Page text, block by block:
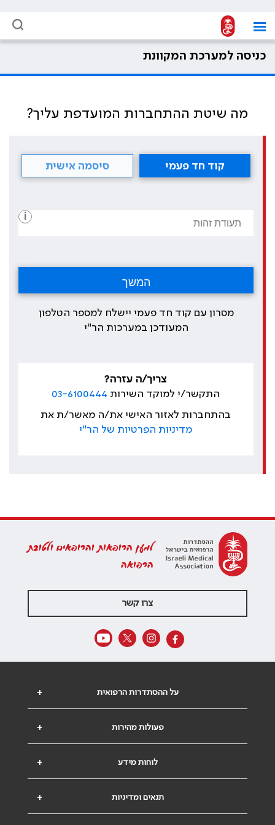
כניסה למערכת המקוונת
מה שיטת ההתחברות המועדפת עליך?
קוד חד פעמי סיסמה אישית
i
מסרון עם קוד חד פעמי יישלח למספר הטלפון
המעודכן במערכות הר"י
צריך/ה עזרה?
התקשר/י למוקד השירות 03-6100444
בהתחברות לאזור האישי את/ה מאשר/ת את
מדיניות הפרטיות של הר"י
למען הרופאות והרופאים ולטובת
הרפואה
צרו קשר
+ על ההסתדרות הרפואית
+ פעולות מהירות
+ לוחות מידע
+ תנאים ומדיניות